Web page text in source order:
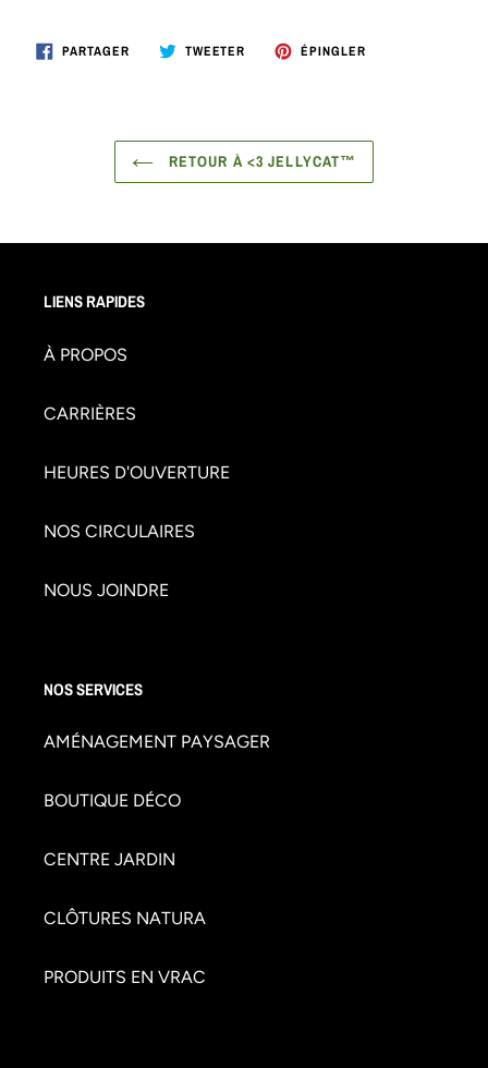
PARTAGERPARTAGER
SUR
TWEETER TWEETERÉPINGLER
RETOUR À <3 JELLYCAT™
LIENS RAPIDES
À PROPOS
CARRIÈRES
HEURES D'OUVERTURE
NOS CIRCULAIRES
NOUS JOINDRE
NOS SERVICES
AMÉNAGEMENT PAYSAGER
BOUTIQUE DÉCO
CENTRE JARDIN
CLÔTURES NATURA
PRODUITS EN VRAC